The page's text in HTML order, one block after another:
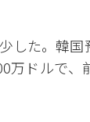
た。韓国
万ドルで、